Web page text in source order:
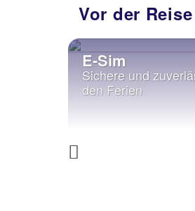
Vor der Reise
Previous
E-Sim
Sichere und
den Ferien